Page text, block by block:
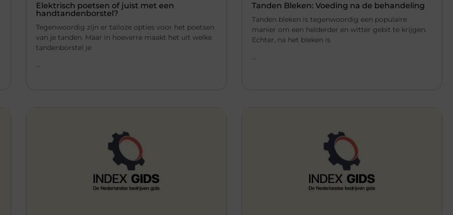
Elektrisch poetsen of juist met een
handtandenborstel?
Tegenwoordig zijn er talloze opties voor het poetsen
van je tanden. Maar in hoeverre maakt het uit welke
tandenborstel je
...
Tanden Bleken: Voeding na de behandeling
Tanden bleken is tegenwoordig een populaire
manier om een helderder en witter gebit te krijgen.
Echter, na het bleken is
...